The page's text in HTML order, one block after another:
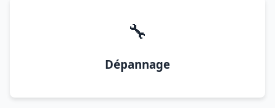
🔧
Dépannage